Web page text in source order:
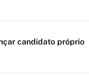
candidato próprio